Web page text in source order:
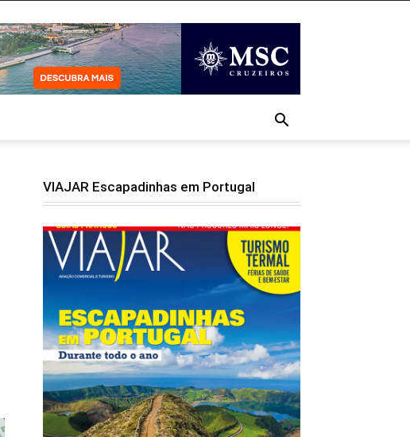
VIAJAR Escapadinhas em Portugal